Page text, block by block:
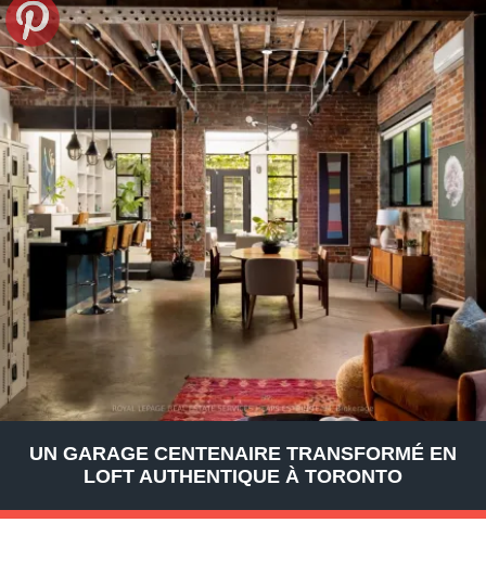
UN GARAGE CENTENAIRE TRANSFORMÉ EN
LOFT AUTHENTIQUE À TORONTO